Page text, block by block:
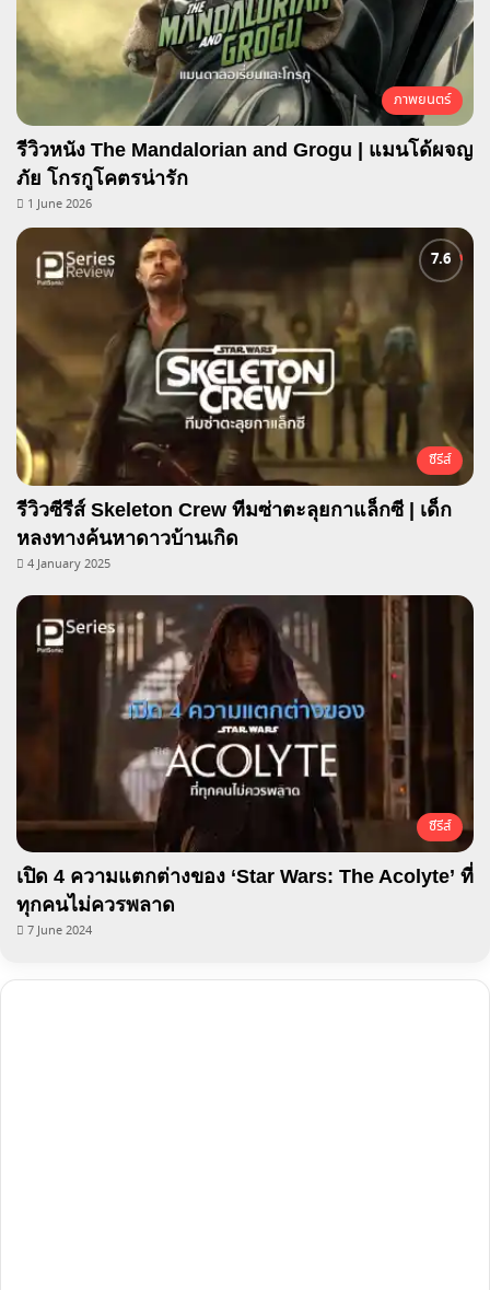
ภาพยนตร์
รีวิวหนัง The Mandalorian and Grogu | แมนโด้ผจญ
ภัย โกรกูโคตรน่ารัก
1 June 2026
ซีรีส์
รีวิวซีรีส์ Skeleton Crew ทีมซ่าตะลุยกาแล็กซี | เด็ก
หลงทางค้นหาดาวบ้านเกิด
4 January 2025
ซีรีส์
เปิด 4 ความแตกต่างของ ‘Star Wars: The Acolyte’ ที่
ทุกคนไม่ควรพลาด
7 June 2024